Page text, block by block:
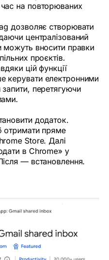
на повторюваних
дозволяє створювати
централізований
можуть вносити правки
проєктів.
цій функції
керувати електронними
перетягуючи
додаток.
отримати пряме
Store. Далі
в Chrome» у
— встановлення.